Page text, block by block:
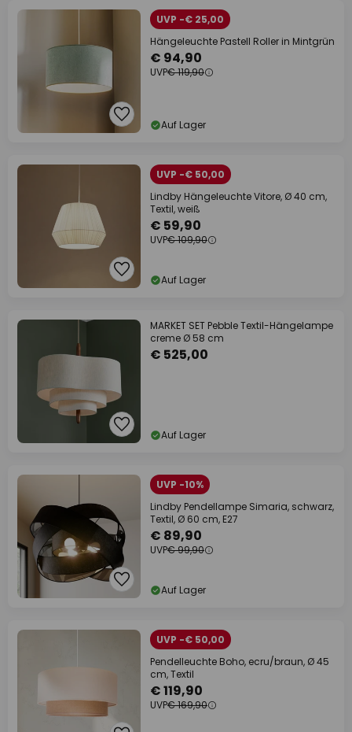
UVP -€ 25,00
Hängeleuchte Pastell Roller in Mintgrün
€ 94,90
UVP€ 119,90
Auf Lager
UVP -€ 50,00
Lindby Hängeleuchte Vitore, Ø 40 cm,
Textil, weiß
€ 59,90
UVP€ 109,90
Auf Lager
MARKET SET Pebble Textil-Hängelampe
creme Ø 58 cm
€ 525,00
Auf Lager
UVP -10%
Lindby Pendellampe Simaria, schwarz,
Textil, Ø 60 cm, E27
€ 89,90
UVP€ 99,90
Auf Lager
UVP -€ 50,00
Pendelleuchte Boho, ecru/braun, Ø 45
cm, Textil
€ 119,90
UVP€ 169,90